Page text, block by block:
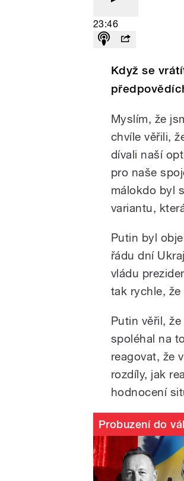
23:46
Když se
Myslím, že
chvíle věřili,
dívali naší
pro naše
málokdo byl
variantu,
Putin byl
řádu dní
vládu
tak rychle,
Putin věřil,
spoléhal na
reagovat, že
rozdíly, jak
hodnocení
Probuzení do